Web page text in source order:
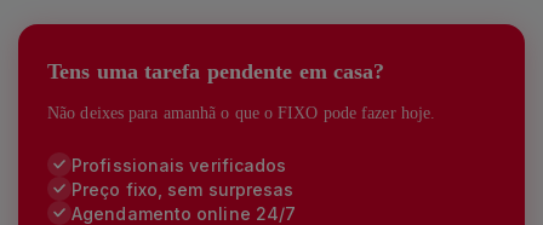
Tens uma tarefa pendente em casa?
Não deixes para amanhã o que o FIXO pode fazer hoje.
Profissionais verificados
Preço fixo, sem surpresas
Agendamento online 24/7